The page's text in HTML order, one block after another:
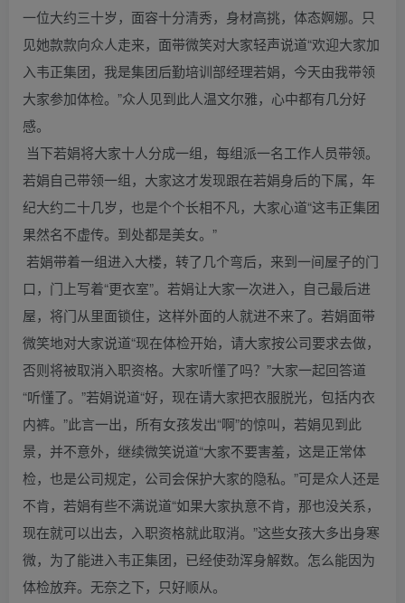
一位大约三十岁，面容十分清秀，身材高挑，体态婀娜。只
见她款款向众人走来，面带微笑对大家轻声说道“欢迎大家加
入韦正集团，我是集团后勤培训部经理若娟，今天由我带领
大家参加体检。”众人见到此人温文尔雅，心中都有几分好
感。
当下若娟将大家十人分成一组，每组派一名工作人员带领。
若娟自己带领一组，大家这才发现跟在若娟身后的下属，年
纪大约二十几岁，也是个个长相不凡，大家心道“这韦正集团
果然名不虚传。到处都是美女。”
若娟带着一组进入大楼，转了几个弯后，来到一间屋子的门
口，门上写着“更衣室”。若娟让大家一次进入，自己最后进
屋，将门从里面锁住，这样外面的人就进不来了。若娟面带
微笑地对大家说道“现在体检开始，请大家按公司要求去做，
否则将被取消入职资格。大家听懂了吗？”大家一起回答道
“听懂了。”若娟说道“好，现在请大家把衣服脱光，包括内衣
内裤。”此言一出，所有女孩发出“啊”的惊叫，若娟见到此
景，并不意外，继续微笑说道“大家不要害羞，这是正常体
检，也是公司规定，公司会保护大家的隐私。”可是众人还是
不肯，若娟有些不满说道“如果大家执意不肯，那也没关系，
现在就可以出去，入职资格就此取消。”这些女孩大多出身寒
微，为了能进入韦正集团，已经使劲浑身解数。怎么能因为
体检放弃。无奈之下，只好顺从。